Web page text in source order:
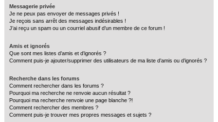
Messagerie privée
Je ne peux pas envoyer de messages privés !
Je reçois sans arrêt des messages indésirables !
J’ai reçu un spam ou un courriel abusif d’un membre de ce forum !
Amis et ignorés
Que sont mes listes d’amis et d’ignorés ?
Comment puis-je ajouter/supprimer des utilisateurs de ma liste d’amis ou d’ignorés ?
Recherche dans les forums
Comment rechercher dans les forums ?
Pourquoi ma recherche ne renvoie aucun résultat ?
Pourquoi ma recherche renvoie une page blanche ?!
Comment rechercher des membres ?
Comment puis-je trouver mes propres messages et sujets ?